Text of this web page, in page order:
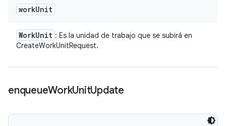
workUnit
WorkUnit : Es la unidad de trabajo que se subirá en
CreateWorkUnitRequest.
enqueueWorkUnitUpdate